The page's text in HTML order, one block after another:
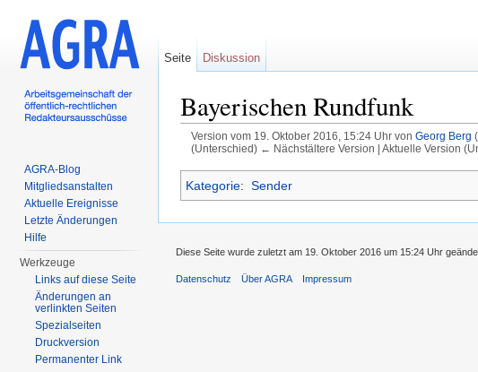
Bayerischen Rundfunk
Version vom 19. Oktober 2016, 15:24 Uhr von Georg Berg (
(Unterschied) ← Nächstältere Version | Aktuelle Version
Kategorie: Sender
Seite Diskussion
AGRA-Blog
Mitgliedsanstalten
Aktuelle Ereignisse
Letzte Änderungen
Hilfe
Werkzeuge
Links auf diese Seite
Änderungen an
verlinkten Seiten
Spezialseiten
Druckversion
Permanenter Link
Diese Seite wurde zuletzt am 19. Oktober 2016 um 15:24 Uhr
Datenschutz Über AGRA Impressum